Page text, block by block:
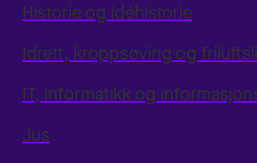
Historie og idéhistorie
Idrett, kroppsøving og
IT, informatikk og
Jus